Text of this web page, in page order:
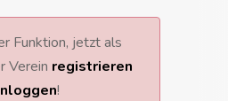
Funktion, jetzt als
Verein registrieren
!